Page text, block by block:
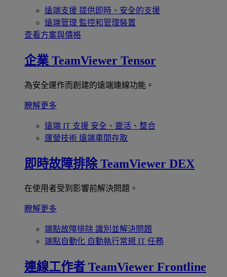
遠端支援 提供即時、安全的支援
遠端管理 監控和管理裝置
查看方案與價格
企業 TeamViewer Tensor
為安全運作而創建的遠端連線功能。
瞭解更多
遠端 IT 支援 安全、靈活、整合
運營技術 遠端車間存取
即時故障排除 TeamViewer DEX
在使用者受到影響前解決問題。
瞭解更多
端點故障排除 識別並解決問題
端點自動化 自動執行常規 IT 任務
連線工作者 TeamViewer Frontline